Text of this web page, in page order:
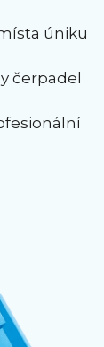
úniku
čerpadel